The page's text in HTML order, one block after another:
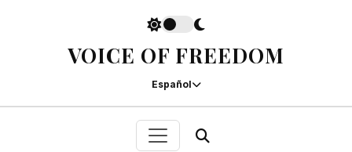
VOICE OF FREEDOM
Español